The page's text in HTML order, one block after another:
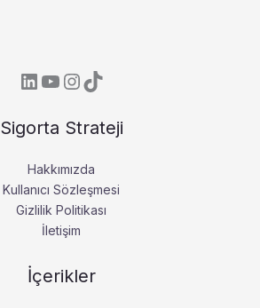
Sigorta Strateji
Hakkımızda
Kullanıcı Sözleşmesi
Gizlilik Politikası
İletişim
İçerikler